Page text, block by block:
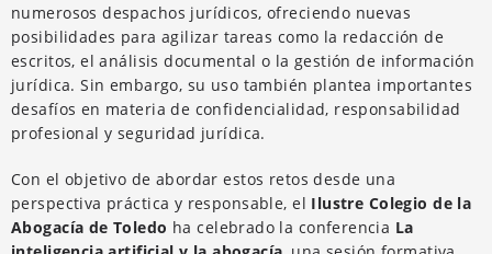
numerosos despachos jurídicos, ofreciendo nuevas
posibilidades para agilizar tareas como la redacción de
escritos, el análisis documental o la gestión de información
jurídica. Sin embargo, su uso también plantea importantes
desafíos en materia de confidencialidad, responsabilidad
profesional y seguridad jurídica.
Con el objetivo de abordar estos retos desde una
perspectiva práctica y responsable, el Ilustre Colegio de la
Abogacía de Toledo ha celebrado la conferencia La